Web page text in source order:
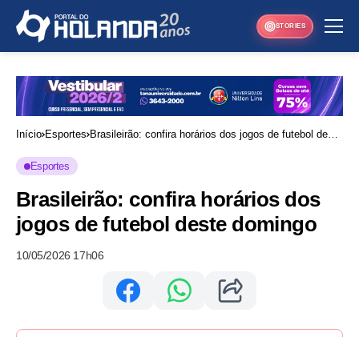
STORIES
Início Esportes Brasileirão: confira horários dos jogos de futebol deste
Esportes
Brasileirão: confira horários dos
jogos de futebol deste domingo
10/05/2026 17h06